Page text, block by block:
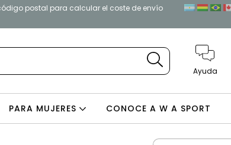
postal para calcular el coste de envío
Ayuda
PARA MUJERES CONOCE A W A SPORT